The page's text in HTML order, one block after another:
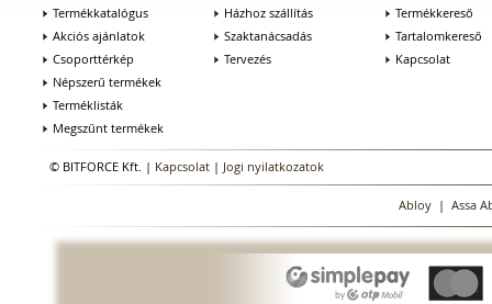
Termékkatalógus
Akciós ajánlatok
Csoporttérkép
Népszerű termékek
Terméklisták
Megszűnt termékek
Házhoz szállítás
Szaktanácsadás
Tervezés
Termékkereső
Tartalomkereső
Kapcsolat
© BITFORCE Kft. | Kapcsolat | Jogi nyilatkozatok
Abloy| Assa